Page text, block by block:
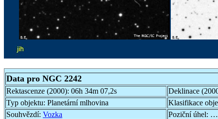
Data pro NGC 2242
Rektascenze (2000): 06h 34m 07,2s
Deklinace
Typ objektu: Planetární mlhovina
Klasifikace
Souhvězdí: Vozka Poziční úhel: …